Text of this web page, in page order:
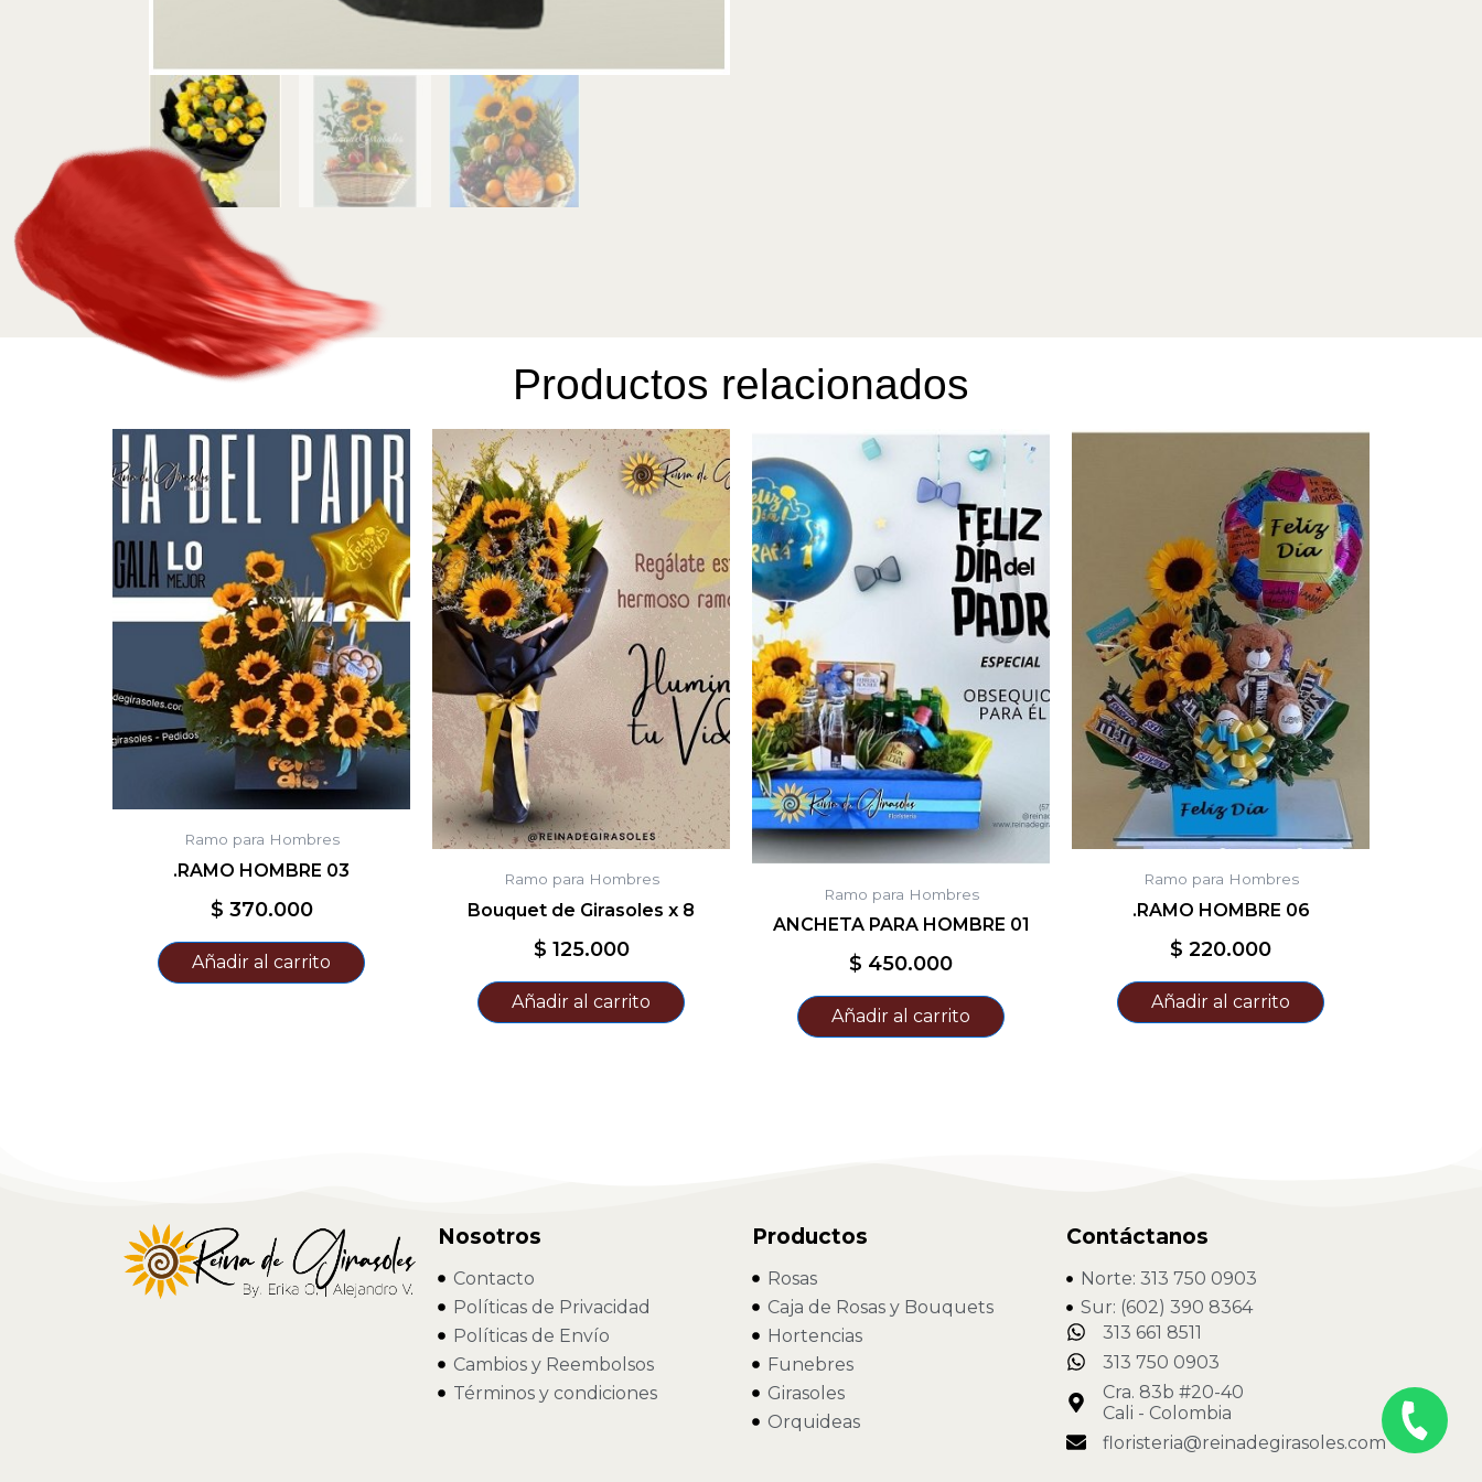
Productos relacionados
Ramo para Hombres
.RAMO HOMBRE 03
$ 370.000
Añadir al carrito
Ramo para Hombres
Bouquet de Girasoles x 8
$ 125.000
Añadir al carrito
Ramo para Hombres
ANCHETA PARA HOMBRE 01
$ 450.000
Añadir al carrito
Ramo para Hombres
.RAMO HOMBRE 06
$ 220.000
Añadir al carrito
Nosotros
Contacto
Políticas de Privacidad
Políticas de Envío
Cambios y Reembolsos
Términos y condiciones
Productos
Rosas
Caja de Rosas y Bouquets
Hortencias
Funebres
Girasoles
Orquideas
Contáctanos
Norte: 313 750 0903
Sur: (602) 390 8364
313 661 8511
313 750 0903
Cra. 83b #20-40
Cali - Colombia
floristeria@reinadegirasoles.com